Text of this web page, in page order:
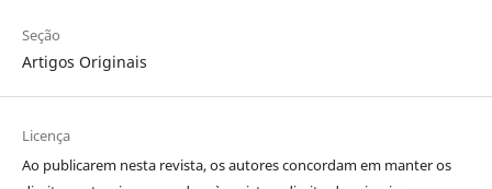
Seção
Artigos Originais
Licença
Ao publicarem nesta revista, os autores concordam em manter os